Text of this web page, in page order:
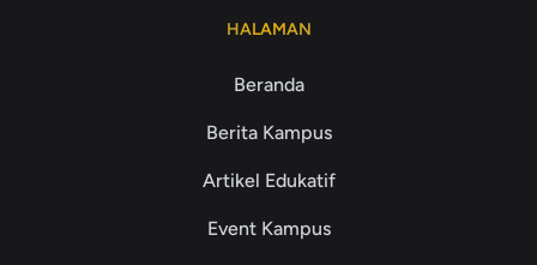
HALAMAN
Beranda
Berita Kampus
Artikel Edukatif
Event Kampus